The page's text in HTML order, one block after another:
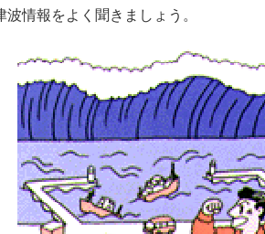
情報をよく聞きましょう。